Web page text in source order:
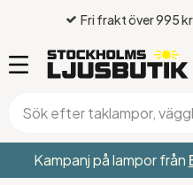
Fri frakt över 995 kr
Kampanj på lampor från